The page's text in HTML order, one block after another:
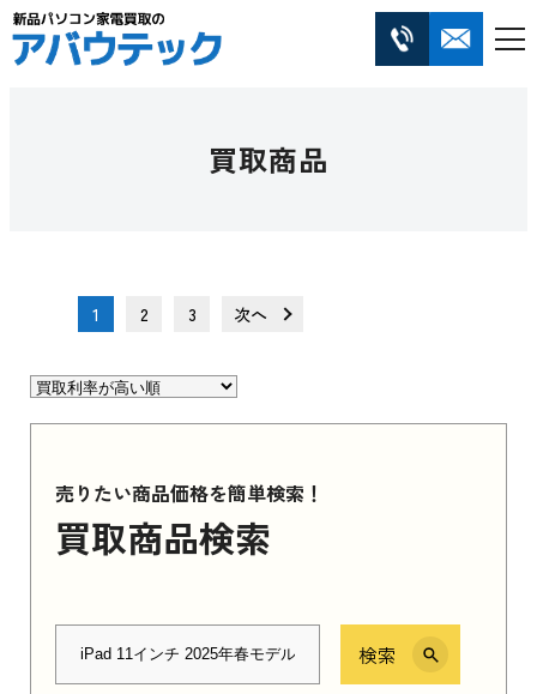
買取商品
1 2 3 次へ
売りたい商品価格を簡単検索！
買取商品検索
検索